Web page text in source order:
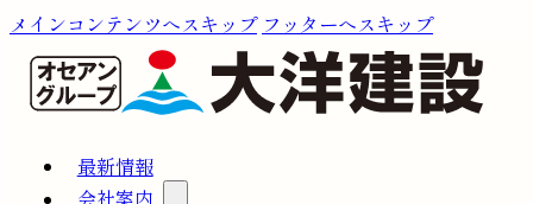
メインコンテンツへスキップ フッターへスキップ
最新情報